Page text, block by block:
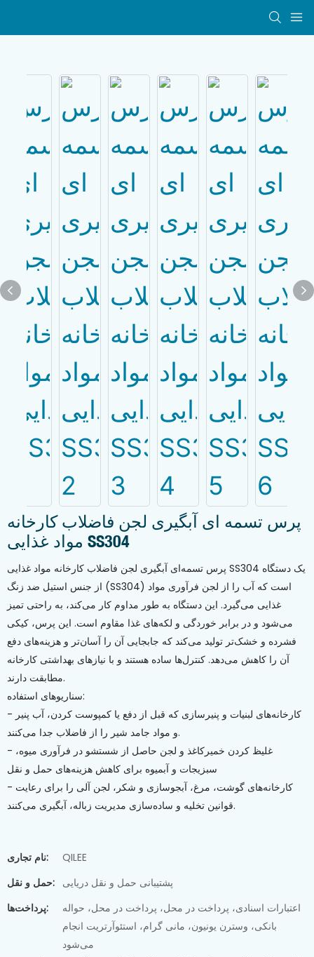
پرس تسمه ای آبگیری لجن فاضلاب کارخانه
مواد غذایی SS304
پرس تسمه‌ای آبگیری لجن فاضلاب کارخانه مواد غذایی SS304 یک دستگاه
از جنس استیل ضد زنگ (SS304) است که آب را از لجن فرآوری مواد
غذایی می‌گیرد. این دستگاه به طور مداوم کار می‌کند، به راحتی تمیز
می‌شود و در برابر خوردگی و لکه‌های غذا مقاوم است. این پرس، کیکی
فشرده و خشک‌تر تولید می‌کند که جابجایی آن را آسان‌تر و هزینه‌های دفع
آن را کاهش می‌دهد. کنترل‌ها ساده هستند و با نیازهای بهداشتی کارخانه
مطابقت دارند.
سناریوهای استفاده:
- کارخانه‌های لبنیات و پنیرسازی که قبل از دفع یا کمپوست کردن، آب پنیر
و مواد جامد شیر را از فاضلاب جدا می‌کنند.
- غلیظ کردن خمیرکاغذ و لجن حاصل از شستشو در فرآوری میوه،
سبزیجات و آبمیوه برای کاهش هزینه‌های حمل و نقل
- کارخانه‌های گوشت، مرغ، آبجوسازی و شکر، لجن آلی را برای رعایت
قوانین تخلیه و ساده‌سازی مدیریت زباله، آبگیری می‌کنند.
نام تجاری:
QILEE
حمل و نقل: پشتیبانی حمل و نقل دریایی
پرداخت‌ها:
اعتبارات اسنادی، پرداخت در محل، پرداخت در محل، حواله
بانکی، وسترن یونیون، مانی گرام، استئوآرتریت انجام
می‌شود